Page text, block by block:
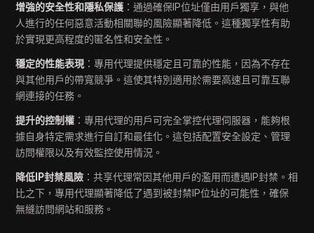
增強的安全性和隱私保護 ：通過確保IP位址僅由用戶獨享，與他
人進行的任何惡意活動相關聯的風險顯著降低。這種獨享性有助
於實現更高程度的匿名性和安全性。
穩定的性能表現 ：專用代理提供穩定且可靠的性能，因為不存在
與其他用戶的帶寬競爭。這使其特別適用於需要高速且可靠互聯
網連接的任務。
提升的控制權 ：專用代理的用戶可完全掌控代理伺服器，能夠根
據自身特定需求進行自訂和最佳化。這包括配置安全設定、管理
訪問權限以及有效監控使用情況。
降低IP封禁風險 ：共享代理常因其他用戶的濫用而遭遇IP封禁。相
比之下，專用代理顯著降低了遇到被封禁IP位址的可能性，確保
無縫訪問網站和服務。